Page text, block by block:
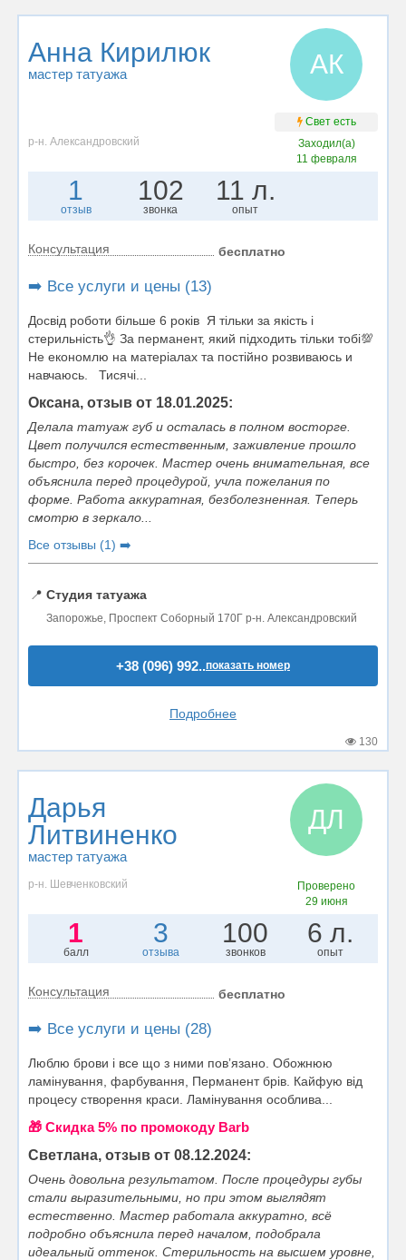
Анна Кирилюк
мастер татуажа АК
Свет есть
р-н. Александровский
Заходил(а)
11 февраля
1
отзыв
102
звонка
11 л.
опыт
Консультация бесплатно
➡️ Все услуги и цены (13)
Досвід роботи більше 6 років Я тільки за якість і
стерильність👌 За перманент, який підходить тільки тобі💯
Не економлю на матеріалах та постійно розвиваюсь и
навчаюсь. Тисячі...
Оксана, отзыв от 18.01.2025:
Делала татуаж губ и осталась в полном восторге.
Цвет получился естественным, заживление прошло
быстро, без корочек. Мастер очень внимательная, все
объяснила перед процедурой, учла пожелания по
форме. Работа аккуратная, безболезненная. Теперь
смотрю в зеркало...
Все отзывы (1) ➡️
📍 Студия татуажа
Запорожье, Проспект Соборный 170Г р-н. Александровский
+38 (096) 992..показать номер
Подробнее
130
Дарья
Литвиненко
мастер татуажа
ДЛ
р-н. Шевченковский
Проверено
29 июня
1
балл
3
отзыва
100
звонков
6 л.
опыт
Консультация бесплатно
➡️ Все услуги и цены (28)
Люблю брови і все що з ними повʼязано. Обожнюю
ламінування, фарбування, Перманент брів. Кайфую від
процесу створення краси. Ламінування особлива...
🎁 Cкидка 5% по промокоду Barb
Светлана, отзыв от 08.12.2024:
Очень довольна результатом. После процедуры губы
стали выразительными, но при этом выглядят
естественно. Мастер работала аккуратно, всё
подробно объяснила перед началом, подобрала
идеальный оттенок. Стерильность на высшем уровне,